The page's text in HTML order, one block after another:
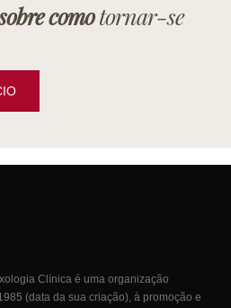
comotornar-se
Clínica é uma organização
(data da sua criação), à promoção e